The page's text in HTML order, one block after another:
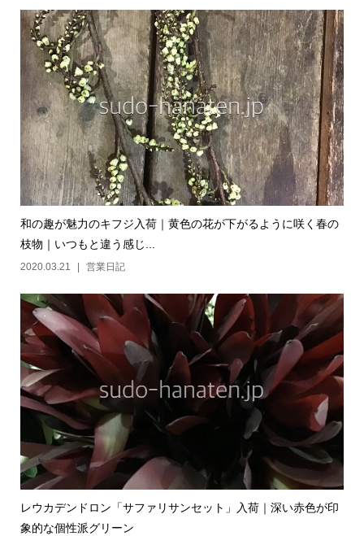
和の趣が魅力のキフジ入荷｜黄色の花が下がるように咲く春の
枝物｜いつもと違う感じ...
2020.03.21 営業日記
レウカデンドロン「サファリサンセット」入荷｜深い赤色が印
象的な個性派グリーン